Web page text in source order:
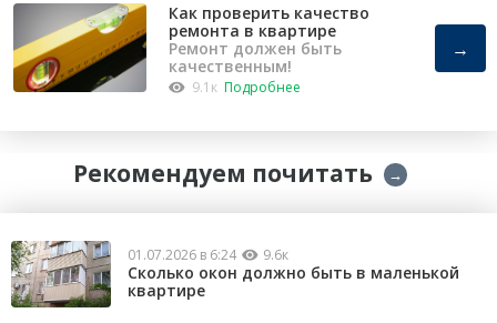
Как проверить качество
ремонта в квартире
Ремонт должен быть
качественным!
9.1к Подробнее
→
Рекомендуем почитать →
01.07.2026 в 6:24 9.6к
Сколько окон должно быть в маленькой
квартире